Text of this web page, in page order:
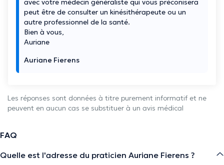
avec votre médecin généraliste qui vous préconisera
peut être de consulter un kinésithérapeute ou un
autre professionnel de la santé.
Bien à vous,
Auriane
Auriane Fierens
Les réponses sont données à titre purement informatif et ne
peuvent en aucun cas se substituer à un avis médical
FAQ
Quelle est l'adresse du praticien Auriane Fierens ?